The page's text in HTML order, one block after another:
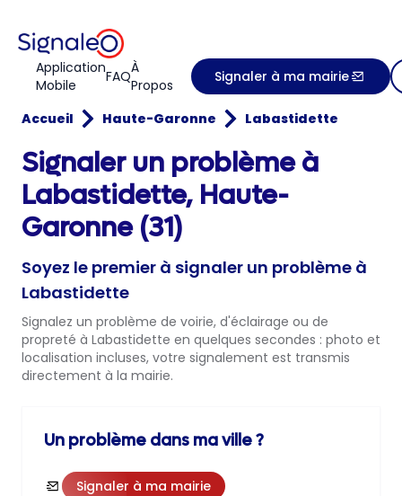
Application
Mobile
FAQÀ
Propos
Signaler à ma mairie
Accueil Haute-Garonne Labastidette
Signaler un problème à
Labastidette, Haute-
Garonne (31)
Soyez le premier à signaler un problème à
Labastidette
Signalez un problème de voirie, d'éclairage ou de
propreté à Labastidette en quelques secondes : photo et
localisation incluses, votre signalement est transmis
directement à la mairie.
Un problème dans ma ville ?
Signaler à ma mairie